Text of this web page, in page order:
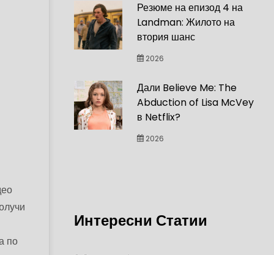
по
Резюме на епизод 4 на
Landman: Жилото на
втория шанс
2026
Дали Believe Me: The
Abduction of Lisa McVey
в Netflix?
2026
Интересни Статии